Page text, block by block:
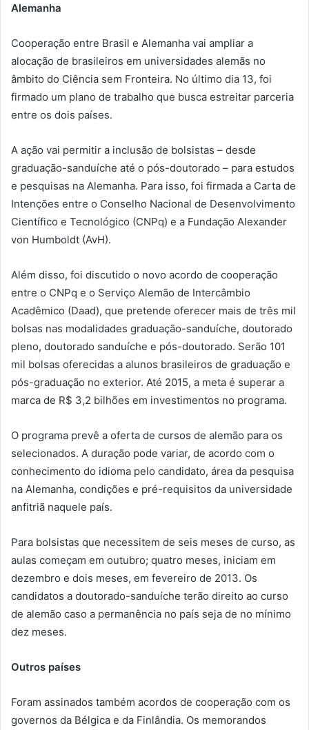
Alemanha
Cooperação entre Brasil e Alemanha vai ampliar a
alocação de brasileiros em universidades alemãs no
âmbito do Ciência sem Fronteira. No último dia 13, foi
firmado um plano de trabalho que busca estreitar parceria
entre os dois países.
A ação vai permitir a inclusão de bolsistas – desde
graduação-sanduíche até o pós-doutorado – para estudos
e pesquisas na Alemanha. Para isso, foi firmada a Carta de
Intenções entre o Conselho Nacional de Desenvolvimento
Científico e Tecnológico (CNPq) e a Fundação Alexander
von Humboldt (AvH).
Além disso, foi discutido o novo acordo de cooperação
entre o CNPq e o Serviço Alemão de Intercâmbio
Acadêmico (Daad), que pretende oferecer mais de três mil
bolsas nas modalidades graduação-sanduíche, doutorado
pleno, doutorado sanduíche e pós-doutorado. Serão 101
mil bolsas oferecidas a alunos brasileiros de graduação e
pós-graduação no exterior. Até 2015, a meta é superar a
marca de R$ 3,2 bilhões em investimentos no programa.
O programa prevê a oferta de cursos de alemão para os
selecionados. A duração pode variar, de acordo com o
conhecimento do idioma pelo candidato, área da pesquisa
na Alemanha, condições e pré-requisitos da universidade
anfitriã naquele país.
Para bolsistas que necessitem de seis meses de curso, as
aulas começam em outubro; quatro meses, iniciam em
dezembro e dois meses, em fevereiro de 2013. Os
candidatos a doutorado-sanduíche terão direito ao curso
de alemão caso a permanência no país seja de no mínimo
dez meses.
Outros países
Foram assinados também acordos de cooperação com os
governos da Bélgica e da Finlândia. Os memorandos